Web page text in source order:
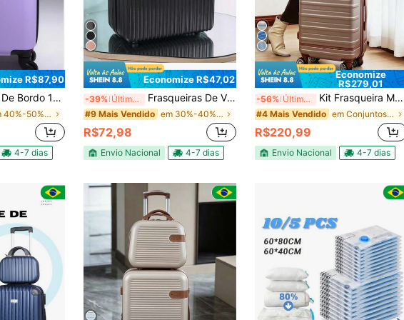
R$87,90
360°modelos + 2023 NOVOS Modelos e Cores rodinha duplo
em 40%-50% off Bagagens de mão
4-7 dias
Economize R$47,02
-39% Últimos 2 dias Frasqueiras De Viagem Necessaire ABS Rígido Maleta de Mão Organizador Maleta Frasqueira Viagem de Mão Abs Reforçad Maleta De Bordo para Viagem Organizador de Mão
#9 Mais Vendido em 30%-40% off Bagagens de mão
R$72,98
Envio Nacional 4-7 dias
Economize
R$279,01
-56% Últimos 2 dias Kit Frasqueira Mala de ViagemExecutive Travel ABS com Acabamento em Canto Reforçado e Cadeado Embutido BORDO/DESPACHO em Anti-queda ABS com Rodas 360°
#4 Mais Vendido em Conjuntos de bagagem
R$220,99
Envio Nacional 4-7 dias